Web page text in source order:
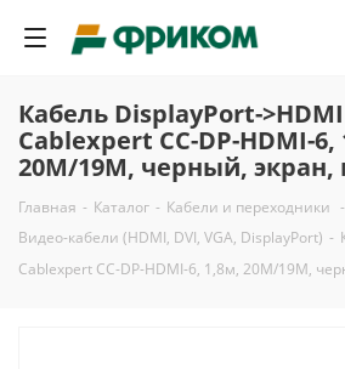
Кабель DisplayPort->HDMI
Cablexpert CC-DP-HDMI-6,
20M/19M, черный, экран,
Главная - Каталог - Кабели и переходники -
Видео-кабели (HDMI, DVI, VGA, DisplayPort) -
Cablexpert CC-DP-HDMI-6, 1,8м, 20M/19M,